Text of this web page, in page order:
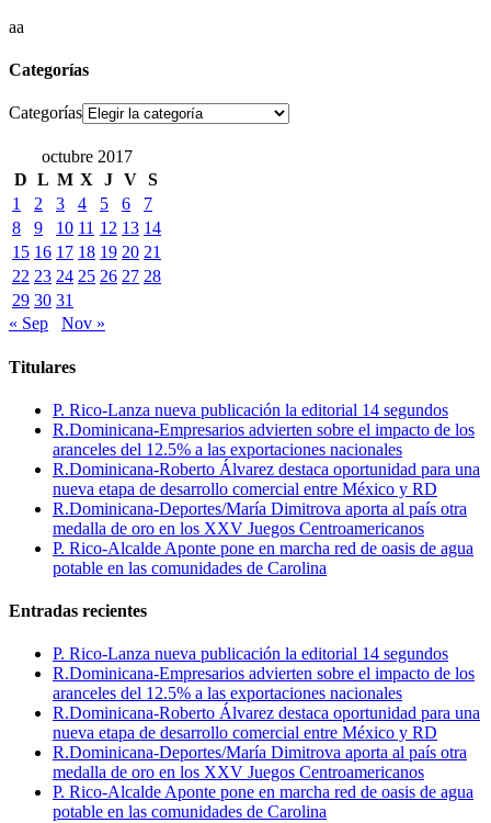
aa
Categorías
Categorías
octubre 2017
D L M X J V S
1
2 3 4 5 6
7
8
9 10 11 12 13 14
15 16 17 18 19 20 21
22 23 24 25 26 27 28
29 30 31
« Sep
Nov »
Titulares
P. Rico-Lanza nueva publicación la editorial 14 segundos
R.Dominicana-Empresarios advierten sobre el impacto de los
aranceles del 12.5% a las exportaciones nacionales
R.Dominicana-Roberto Álvarez destaca oportunidad para una
nueva etapa de desarrollo comercial entre México y RD
R.Dominicana-Deportes/María Dimitrova aporta al país otra
medalla de oro en los XXV Juegos Centroamericanos
P. Rico-Alcalde Aponte pone en marcha red de oasis de agua
potable en las comunidades de Carolina
Entradas recientes
P. Rico-Lanza nueva publicación la editorial 14 segundos
R.Dominicana-Empresarios advierten sobre el impacto de los
aranceles del 12.5% a las exportaciones nacionales
R.Dominicana-Roberto Álvarez destaca oportunidad para una
nueva etapa de desarrollo comercial entre México y RD
R.Dominicana-Deportes/María Dimitrova aporta al país otra
medalla de oro en los XXV Juegos Centroamericanos
P. Rico-Alcalde Aponte pone en marcha red de oasis de agua
potable en las comunidades de Carolina